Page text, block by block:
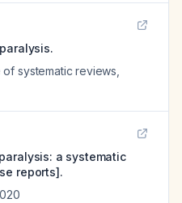
systematic reviews
a systematic
reports].